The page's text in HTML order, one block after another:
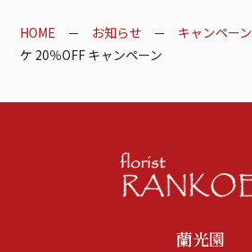
HOME お知らせ キャンペーン
ケ 20％OFF キャンペーン
蘭光園